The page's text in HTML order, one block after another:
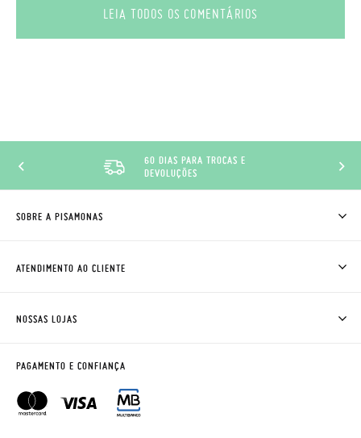
LEIA TODOS OS COMENTÁRIOS
60 DIAS PARA TROCAS E
DEVOLUÇÕES
SOBRE A PISAMONAS
AVISO LEGAL, PRIVACIDADE E COOKIES
GUIA DE TAMANHOS
SALDOS
ATENDIMENTO AO CLIENTE
HORÁRIO
PERGUNTAS FREQUENTES
NOSSAS LOJAS
PAGAMENTO E CONFIANÇA